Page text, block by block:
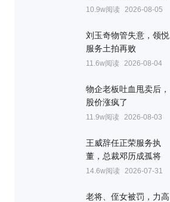
10.9w阅读 2026-08-05
刘玉奇物管失意，领悦
服务土拍再败
11.6w阅读 2026-08-04
物企老板吐血甩卖后，
股价涨疯了
11.9w阅读 2026-08-03
王威辞任正荣服务执
董，总裁邓历成孤将
14.6w阅读 2026-07-31
老将、侄女被罚，力高